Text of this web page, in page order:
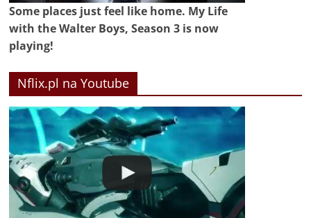
Some places just feel like home. My Life
with the Walter Boys, Season 3 is now
playing!
Nflix.pl na Youtube